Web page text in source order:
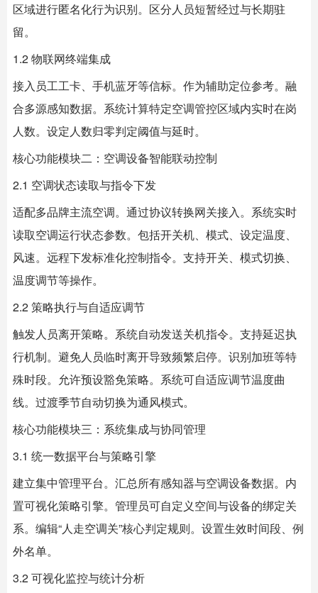
区域进行匿名化行为识别。区分人员短暂经过与长期驻
留。
1.2 物联网终端集成
接入员工工卡、手机蓝牙等信标。作为辅助定位参考。融
合多源感知数据。系统计算特定空调管控区域内实时在岗
人数。设定人数归零判定阈值与延时。
核心功能模块二：空调设备智能联动控制
2.1 空调状态读取与指令下发
适配多品牌主流空调。通过协议转换网关接入。系统实时
读取空调运行状态参数。包括开关机、模式、设定温度、
风速。远程下发标准化控制指令。支持开关、模式切换、
温度调节等操作。
2.2 策略执行与自适应调节
触发人员离开策略。系统自动发送关机指令。支持延迟执
行机制。避免人员临时离开导致频繁启停。识别加班等特
殊时段。允许预设豁免策略。系统可自适应调节温度曲
线。过渡季节自动切换为通风模式。
核心功能模块三：系统集成与协同管理
3.1 统一数据平台与策略引擎
建立集中管理平台。汇总所有感知器与空调设备数据。内
置可视化策略引擎。管理员可自定义空间与设备的绑定关
系。编辑“人走空调关”核心判定规则。设置生效时间段、例
外名单。
3.2 可视化监控与统计分析